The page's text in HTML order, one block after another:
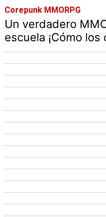
Corepunk MMORPG
Un verdadero
escuela ¡Cómo